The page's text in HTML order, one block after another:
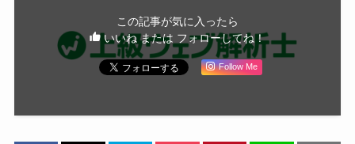
この記事が気に入ったら
いいね または フォローしてね！
Follow Me